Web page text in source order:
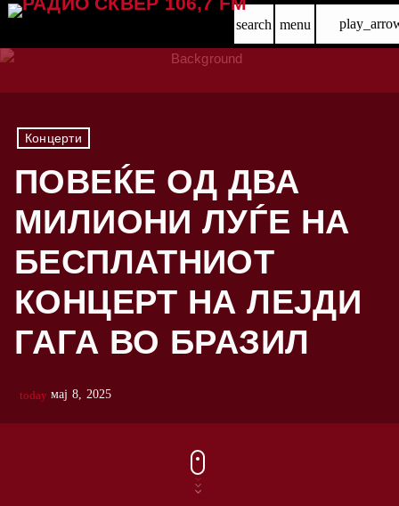
search menu
Концерти
ПОВЕЌЕ ОД ДВА
МИЛИОНИ ЛУЃЕ НА
БЕСПЛАТНИОТ
КОНЦЕРТ НА ЛЕЈДИ
ГАГА ВО БРАЗИЛ
today мај 8, 2025